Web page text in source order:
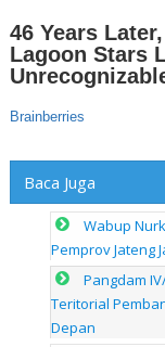
Baca Juga
Wabup
Pemprov Jateng
Pangdam
Teritorial
Depan